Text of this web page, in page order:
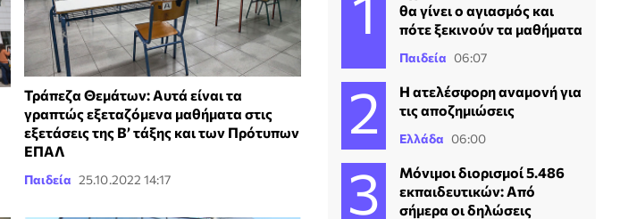
Τράπεζα Θεμάτων: Αυτά είναι τα
γραπτώς εξεταζόμενα μαθήματα στις
εξετάσεις της B’ τάξης και των Πρότυπων
ΕΠΑΛ
Παιδεία 25.10.2022 14:17
θα γίνει ο αγιασμός και
πότε ξεκινούν τα μαθήματα
Παιδεία 06:07
Η ατελέσφορη αναμονή για
τις αποζημιώσεις
Ελλάδα 06:00
Μόνιμοι διορισμοί 5.486
εκπαιδευτικών: Από
σήμερα οι δηλώσεις